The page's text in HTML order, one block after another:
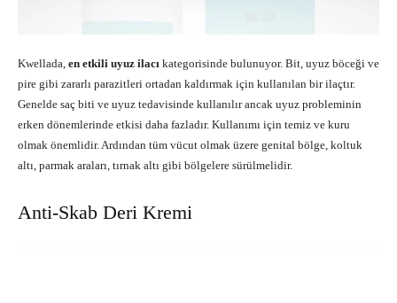
Kwellada, en etkili uyuz ilacı kategorisinde bulunuyor. Bit, uyuz böceği ve
pire gibi zararlı parazitleri ortadan kaldırmak için kullanılan bir ilaçtır.
Genelde saç biti ve uyuz tedavisinde kullanılır ancak uyuz probleminin
erken dönemlerinde etkisi daha fazladır. Kullanımı için temiz ve kuru
olmak önemlidir. Ardından tüm vücut olmak üzere genital bölge, koltuk
altı, parmak araları, tırnak altı gibi bölgelere sürülmelidir.
Anti-Skab Deri Kremi